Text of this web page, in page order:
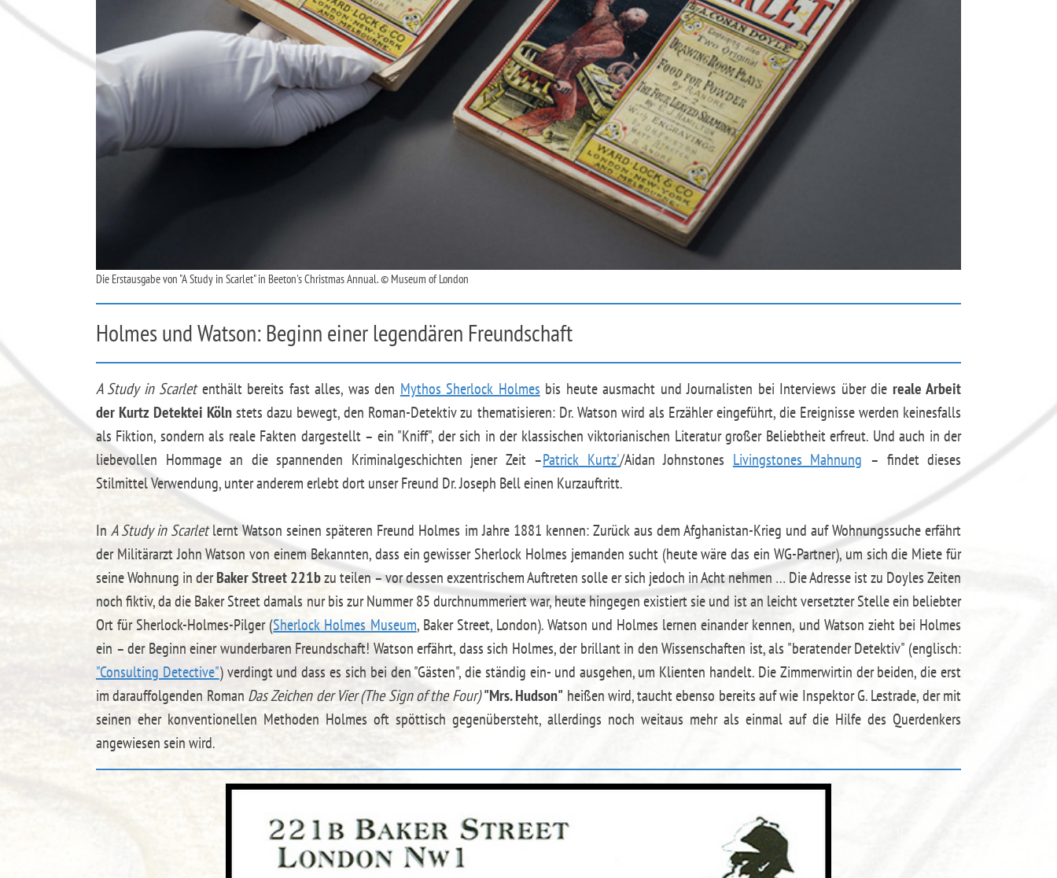
Die Erstausgabe von "A Study in Scarlet" in Beeton's Christmas Annual. © Museum of London
Holmes und Watson: Beginn einer legendären Freundschaft
A Study in Scarletenthält bereits fast alles, was den Mythos Sherlock Holmes bis heute ausmacht und Journalisten bei Interviews über die reale Arbeit
der Kurtz Detektei Kölnstets dazu bewegt, den Roman-Detektiv zu thematisieren: Dr. Watson wird als Erzähler eingeführt, die Ereignisse werden keinesfalls
als Fiktion, sondern als reale Fakten dargestellt – ein "Kniff", der sich in der klassischen viktorianischen Literatur großer Beliebtheit erfreut. Und auch in der
liebevollen Hommage an die spannenden Kriminalgeschichten jener Zeit –Patrick Kurtz'/Aidan Johnstones Livingstones Mahnung – findet dieses
Stilmittel Verwendung, unter anderem erlebt dort unser Freund Dr. Joseph Bell einen Kurzauftritt.
InA Study in Scarletlernt Watson seinen späteren Freund Holmes im Jahre 1881 kennen: Zurück aus dem Afghanistan-Krieg und auf Wohnungssuche erfährt
der Militärarzt John Watson von einem Bekannten, dass ein gewisser Sherlock Holmes jemanden sucht (heute wäre das ein WG-Partner), um sich die Miete für
seine Wohnung in derBaker Street 221bzu teilen – vor dessen exzentrischem Auftreten solle er sich jedoch in Acht nehmen … Die Adresse ist zu Doyles Zeiten
noch fiktiv, da die Baker Street damals nur bis zur Nummer 85 durchnummeriert war, heute hingegen existiert sie und ist an leicht versetzter Stelle ein beliebter
Ort für Sherlock-Holmes-Pilger (Sherlock Holmes Museum, Baker Street, London). Watson und Holmes lernen einander kennen, und Watson zieht bei Holmes
ein – der Beginn einer wunderbaren Freundschaft! Watson erfährt, dass sich Holmes, der brillant in den Wissenschaften ist, als "beratender Detektiv" (englisch:
"Consulting Detective") verdingt und dass es sich bei den "Gästen", die ständig ein- und ausgehen, um Klienten handelt. Die Zimmerwirtin der beiden, die erst
im darauffolgenden Roman Das Zeichen der Vier(The Sign of the Four) "Mrs. Hudson" heißen wird, taucht ebenso bereits auf wie Inspektor G. Lestrade, der mit
seinen eher konventionellen Methoden Holmes oft spöttisch gegenübersteht, allerdings noch weitaus mehr als einmal auf die Hilfe des Querdenkers
angewiesen sein wird.